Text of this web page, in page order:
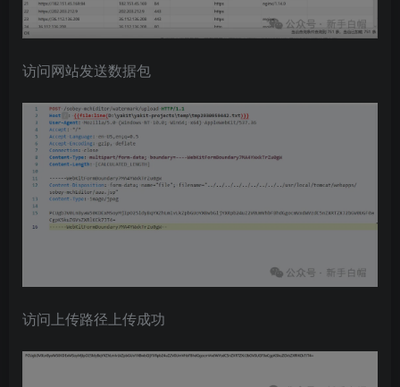
访问网站发送数据包
访问上传路径上传成功